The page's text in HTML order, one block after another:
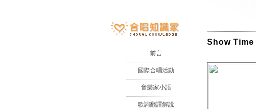
前言
國際合唱活動
音樂家小語
歌詞翻譯解說
Show Time